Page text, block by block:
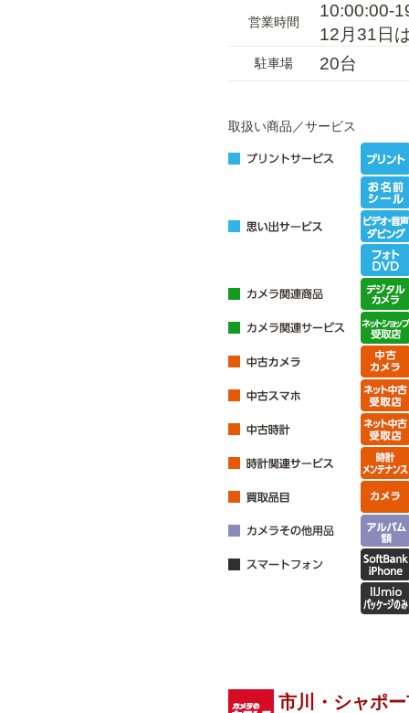
営業時間
10:00:00-
12月31日
駐車場 20台
取扱い商品／サービス
市川・シャポ